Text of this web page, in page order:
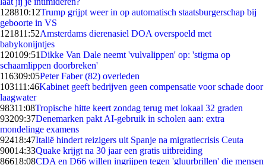
128810:12Trump grijpt weer in op automatisch staatsburgerschap bij
geboorte in VS
121811:52Amsterdams dierenasiel DOA overspoeld met
babykonijntjes
120109:51Dikke Van Dale neemt 'vulvalippen' op: 'stigma op
schaamlippen doorbreken'
116309:05Peter Faber (82) overleden
103111:46Kabinet geeft bedrijven geen compensatie voor schade door
laagwater
98311:08Tropische hitte keert zondag terug met lokaal 32 graden
93209:37Denemarken pakt AI-gebruik in scholen aan: extra
mondelinge examens
92418:47Italië hindert reizigers uit Spanje na migratiecrisis Ceuta
90014:33Quake krijgt na 30 jaar een gratis uitbreiding
86618:08CDA en D66 willen ingrijpen tegen 'gluurbrillen' die mensen